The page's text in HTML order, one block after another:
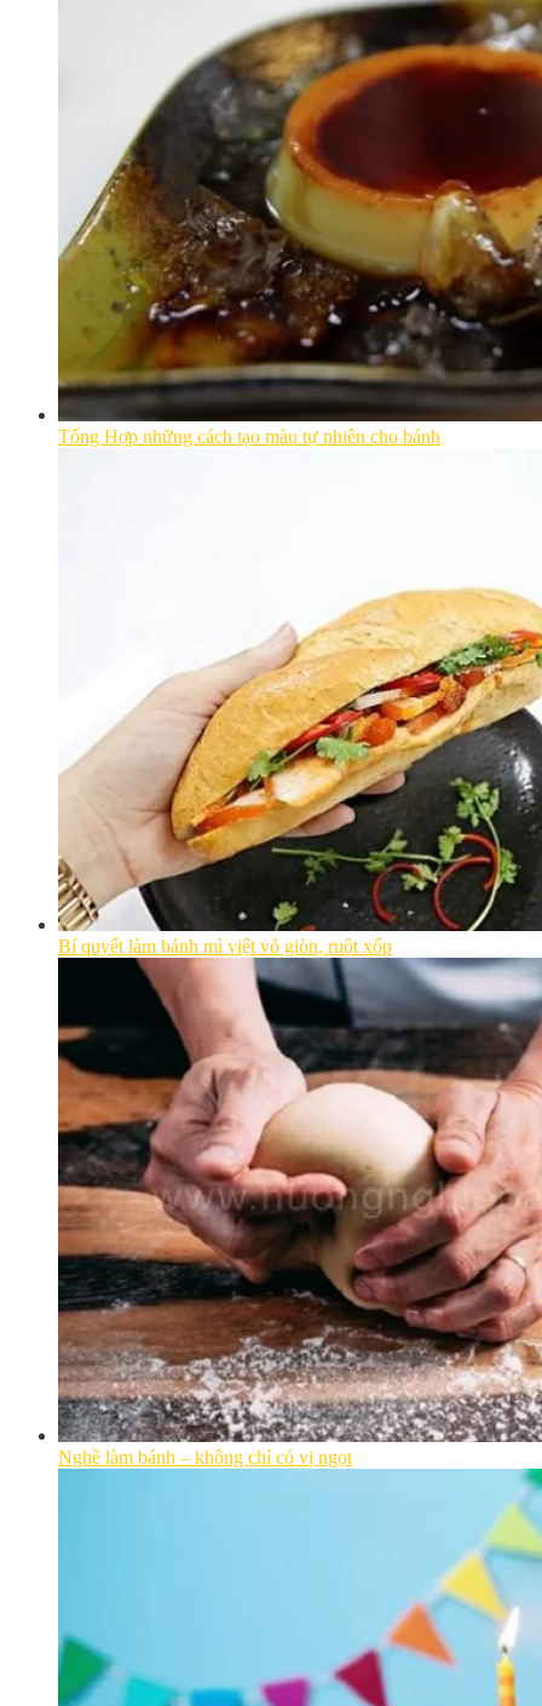
Tổng Hợp những cách tạo màu tự nhiên cho bánh
Bí quyết làm bánh mì việt vỏ giòn, ruột xốp
Nghề làm bánh – không chỉ có vị ngọt